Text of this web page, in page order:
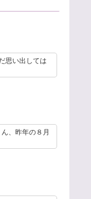
思い出しては
、昨年の８月